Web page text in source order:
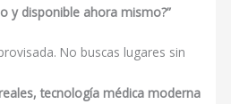
y disponible ahora mismo?”
No buscas lugares sin
tecnología médica moderna